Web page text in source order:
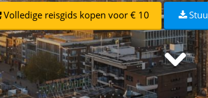
Volledige reisgids kopen voor € 10